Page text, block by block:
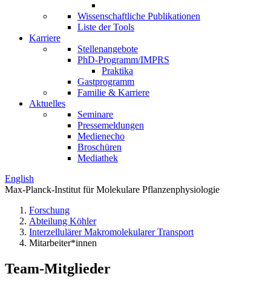
Wissenschaftliche Publikationen
Liste der Tools
Karriere
Stellenangebote
PhD-Programm/IMPRS
Praktika
Gastprogramm
Familie & Karriere
Aktuelles
Seminare
Pressemeldungen
Medienecho
Broschüren
Mediathek
English
Max-Planck-Institut für Molekulare Pflanzenphysiologie
Forschung
Abteilung Köhler
Interzellulärer Makromolekularer Transport
Mitarbeiter*innen
Team-Mitglieder